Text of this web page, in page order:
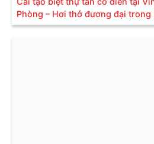
Phòng – Hơi thở đương đại